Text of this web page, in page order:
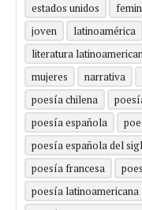
estados unidos
joven
latinoamérica
literatura
mujeres
narrativa
poesía chilena
poesía española
poesía española del
poesía francesa
poesía latinoamericana